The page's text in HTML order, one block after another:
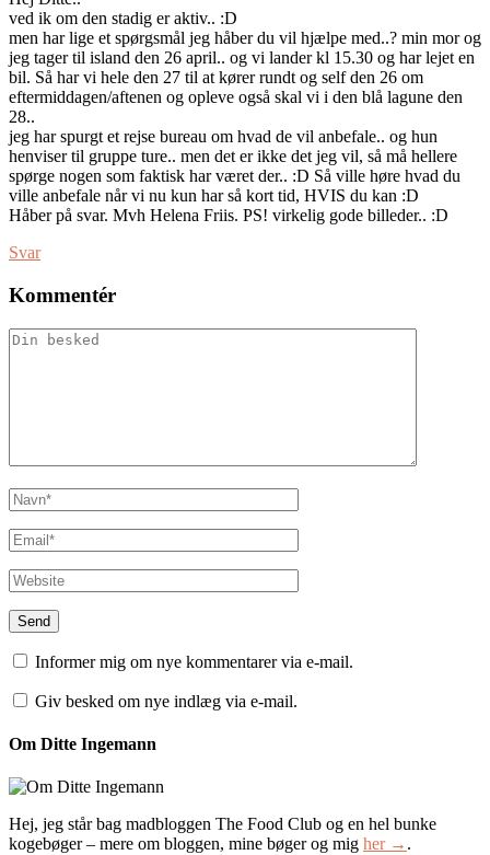
ved ik om den stadig er aktiv.. :D
men har lige et spørgsmål jeg håber du vil hjælpe med..? min mor og
jeg tager til island den 26 april.. og vi lander kl 15.30 og har lejet en
bil. Så har vi hele den 27 til at kører rundt og self den 26 om
eftermiddagen/aftenen og opleve også skal vi i den blå lagune den
28..
jeg har spurgt et rejse bureau om hvad de vil anbefale.. og hun
henviser til gruppe ture.. men det er ikke det jeg vil, så må hellere
spørge nogen som faktisk har været der.. :D Så ville høre hvad du
ville anbefale når vi nu kun har så kort tid, HVIS du kan :D
Håber på svar. Mvh Helena Friis. PS! virkelig gode billeder.. :D
Svar
Kommentér
Informer mig om nye kommentarer via e-mail.
Giv besked om nye indlæg via e-mail.
Om Ditte Ingemann
Hej, jeg står bag madbloggen The Food Club og en hel bunke
kogebøger – mere om bloggen, mine bøger og mig her → .